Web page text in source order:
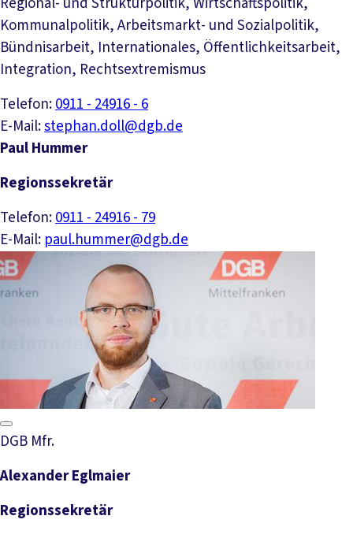
Kommunalpolitik, Arbeitsmarkt- und Sozialpolitik,
Bündnisarbeit, Internationales, Öffentlichkeitsarbeit,
Integration, Rechtsextremismus
Telefon:0911 - 24916 - 6
E-Mail:stephan.doll@dgb.de
Paul Hummer
Regionssekretär
Telefon:0911 - 24916 - 79
E-Mail: paul.hummer@dgb.de
DGB Mfr.
Alexander Eglmaier
Regionssekretär